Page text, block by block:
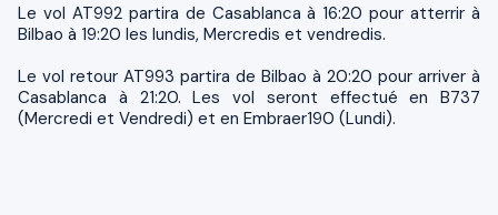
Le vol AT992 partira de Casablanca à 16:20 pour atterrir à
Bilbao à 19:20 les lundis, Mercredis et vendredis.
Le vol retour AT993 partira de Bilbao à 20:20 pour arriver à
Casablanca à 21:20. Les vol seront effectué en B737
(Mercredi et Vendredi) et en Embraer190 (Lundi).